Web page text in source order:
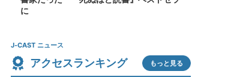
に
J-CAST ニュース
アクセスランキング もっと見る